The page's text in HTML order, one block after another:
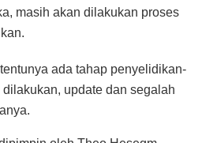
masih akan dilakukan proses
ada tahap penyelidikan-
update dan segalah